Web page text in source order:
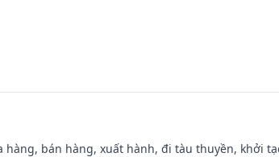
hàng, bán hàng, xuất hành, đi tàu thuyền, khởi